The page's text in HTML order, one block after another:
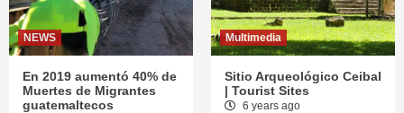
NEWS
En 2019 aumentó 40% de
Muertes de Migrantes
guatemaltecos
Multimedia
Sitio Arqueológico Ceibal
| Tourist Sites
6 years ago